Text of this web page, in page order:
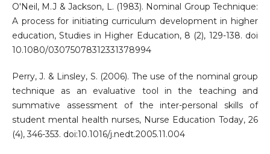
O'Neil, M.J & Jackson, L. (1983). Nominal Group Technique:
A process for initiating curriculum development in higher
education, Studies in Higher Education, 8 (2), 129-138. doi
10.1080/03075078312331378994
Perry, J. & Linsley, S. (2006). The use of the nominal group
technique as an evaluative tool in the teaching and
summative assessment of the inter-personal skills of
student mental health nurses, Nurse Education Today, 26
(4), 346-353. doi:10.1016/j.nedt.2005.11.004